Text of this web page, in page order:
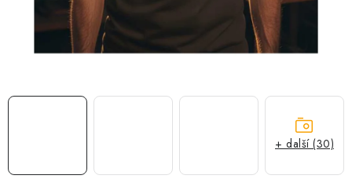
Časté otázky
Doprava a platba
Obchodní podmínky
Zásady zpracování ochrany osobních údajů
Napište nám
+ další (30)